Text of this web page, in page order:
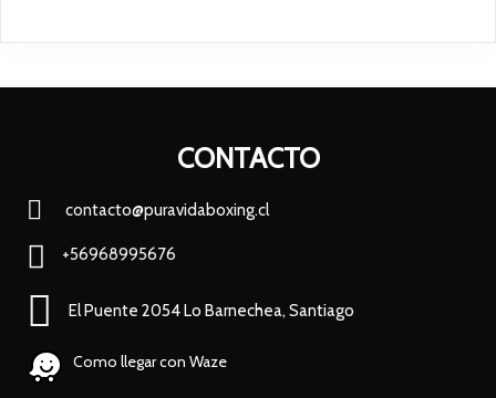
CONTACTO
contacto@puravidaboxing.cl
+56968995676
El Puente 2054 Lo Barnechea, Santiago
Como llegar con Waze